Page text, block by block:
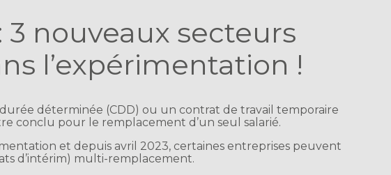
3 nouveaux secteurs
l’expérimentation !
déterminée (CDD) ou un contrat de travail temporaire
conclu pour le remplacement d’un seul salarié.
et depuis avril 2023, certaines entreprises peuvent
d’intérim) multi-remplacement.